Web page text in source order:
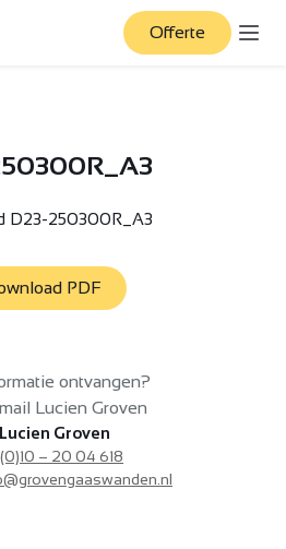
Offerte
D23-250300R_A3
PDF
ontvangen?
Lucien Groven
Lucien Groven
(0)10 – 20 04 618